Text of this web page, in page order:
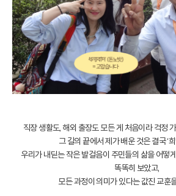
직장 생활도, 해외 출장도 모든 게 처음이라 걱정
그 길의 끝에서 제가 배운 것은 결국 ‘
우리가 내딛는 작은 발걸음이 주민들의 삶을 어떻
똑똑히 보았고,
모든 과정이 의미가 있다는 값진 교훈